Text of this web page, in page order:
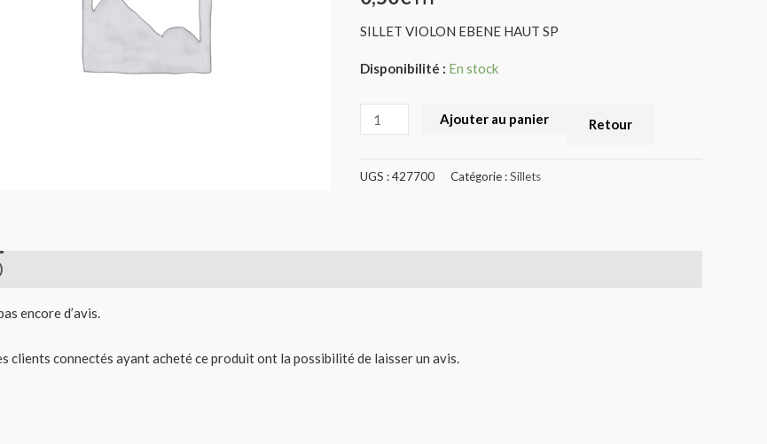
SILLET VIOLON EBENE HAUT SP
Disponibilité : En stock
Ajouter au panier Retour
UGS :427700 Catégorie :Sillets
encore d’avis.
clients connectés ayant acheté ce produit ont la possibilité de laisser un avis.